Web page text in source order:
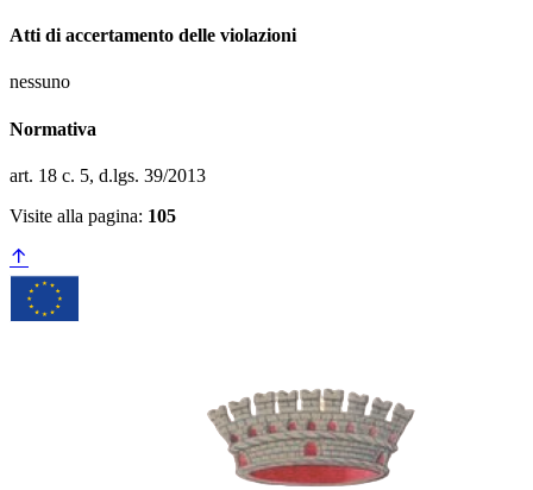
Atti di accertamento delle violazioni
nessuno
Normativa
art. 18 c. 5, d.lgs. 39/2013
Visite alla pagina: 105